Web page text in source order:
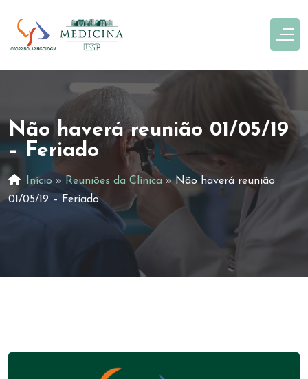
Não haverá reunião 01/05/19
– Feriado
Início » Reuniões da Clínica »Não haverá reunião
01/05/19 – Feriado